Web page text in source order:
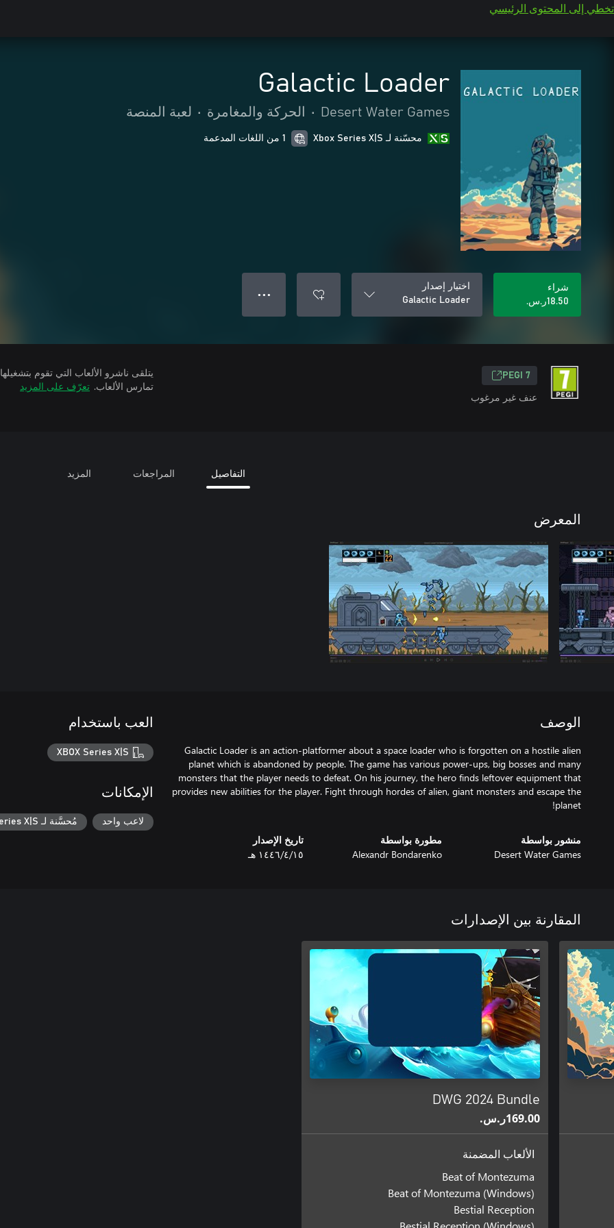
تخطي إلى المحتوى الرئيسي
Galactic Loader
Desert Water Games
• الحركة والمغامرة • لعبة المنصة
محسّنة لـ Xbox Series X|S 1 من اللغات المدعمة
شراء
‪ر.س.‏‎18.50‬
اختيار إصدار
Galactic Loader
● ● ●
PEGI 7
عنف غير مرغوب
تمارس الألعاب. تعرّف على المزيد
التفاصيل المراجعات المزيد
المعرض
الوصف
Galactic Loader is an action-platformer about a space loader who is forgotten on a hostile alien
planet which is abandoned by people. The game has various power-ups, big bosses and many
monsters that the player needs to defeat. On his journey, the hero finds leftover equipment that
provides new abilities for the player. Fight through hordes of alien, giant monsters and escape the
planet!
منشور بواسطة
Desert Water Games
مطورة بواسطة
Alexandr Bondarenko
تاريخ الإصدار
١٥‏/٤‏/١٤٤٦ هـ
العب باستخدام
XBOX Series X|S
الإمكانات
لاعب واحد مُحسَّنة لـ Xbox Series X|S
المقارنة بين الإصدارات
DWG 2024 Bundle
‪ر.س.‏‎169.00‬
الألعاب المضمنة
Beat of Montezuma
Beat of Montezuma (Windows)
Bestial Reception